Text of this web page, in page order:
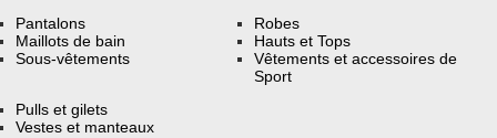
Pantalons
Maillots de bain
Sous-vêtements
Robes
Hauts et Tops
Vêtements et accessoires de
Sport
Pulls et gilets
Vestes et manteaux